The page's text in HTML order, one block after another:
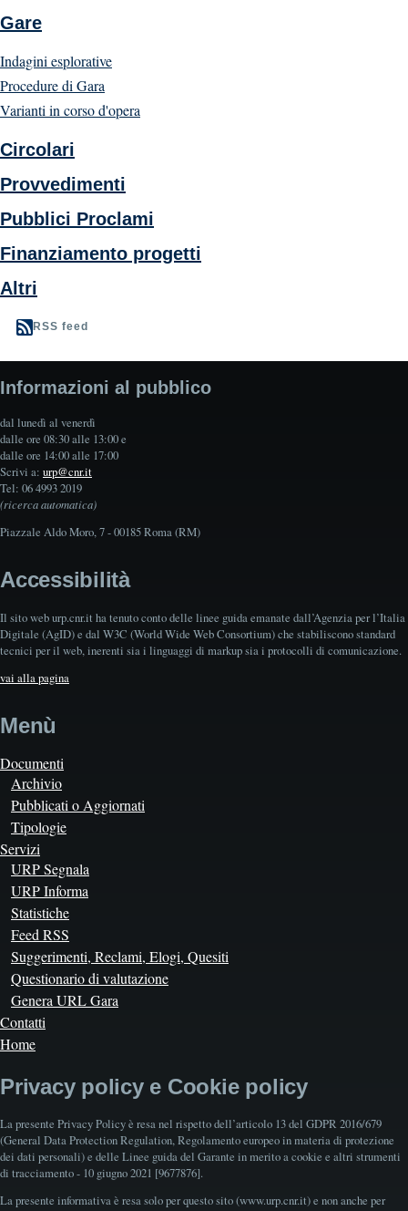
Gare
Indagini esplorative
Procedure di Gara
Varianti in corso d'opera
Circolari
Provvedimenti
Pubblici Proclami
Finanziamento progetti
Altri
RSS feed
Informazioni al pubblico
dal lunedì al venerdì
dalle ore 08:30 alle 13:00 e
dalle ore 14:00 alle 17:00
Scrivi a: urp@cnr.it
Tel: 06 4993 2019
(ricerca automatica)
Piazzale Aldo Moro, 7 - 00185 Roma (RM)
Accessibilità
Il sito web urp.cnr.it ha tenuto conto delle linee guida emanate dall’Agenzia per l’Italia
Digitale (AgID) e dal W3C (World Wide Web Consortium) che stabiliscono standard
tecnici per il web, inerenti sia i linguaggi di markup sia i protocolli di comunicazione.
vai alla pagina
Menù
Documenti
Archivio
Pubblicati o Aggiornati
Tipologie
Servizi
URP Segnala
URP Informa
Statistiche
Feed RSS
Suggerimenti, Reclami, Elogi, Quesiti
Questionario di valutazione
Genera URL Gara
Contatti
Home
Privacy policy e Cookie policy
La presente Privacy Policy è resa nel rispetto dell’articolo 13 del GDPR 2016/679
(General Data Protection Regulation, Regolamento europeo in materia di protezione
dei dati personali) e delle Linee guida del Garante in merito a cookie e altri strumenti
di tracciamento - 10 giugno 2021 [9677876].
La presente informativa è resa solo per questo sito (www.urp.cnr.it) e non anche per